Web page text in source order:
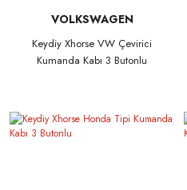
VOLKSWAGEN
Keydiy Xhorse VW Çevirici
Kumanda Kabı 3 Butonlu